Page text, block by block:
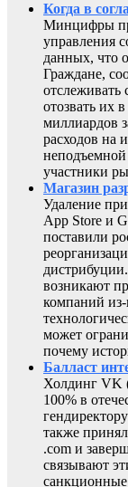
Когда в
Минцифры
управления
данных, что
Граждане,
отслеживать
отозвать их
миллиардов
расходов на
неподъемной
участники
Магазин
Удаление
App Store и
поставили
возникают
компаний
может
почему
Балласт
Холдинг VK
100% в
также
.com и
связывают
санкционные